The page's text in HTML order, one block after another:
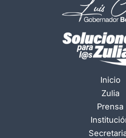
Inicio
Zulia
Prensa